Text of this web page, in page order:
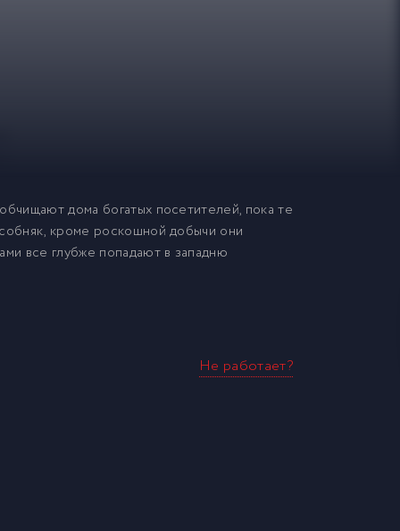
дома богатых посетителей, пока те
кроме роскошной добычи они
все глубже попадают в западню
Не работает?